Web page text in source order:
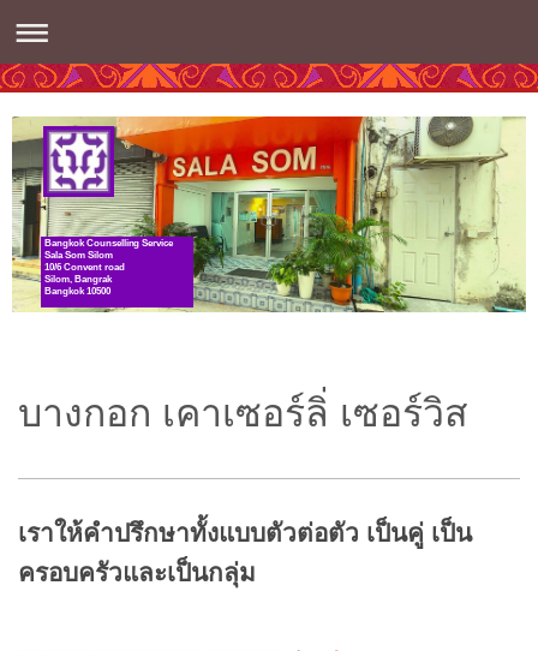
Bangkok Counselling Service
Sala Som Silom
10/6 Convent road
Silom, Bangrak
Bangkok 10500
บางกอก เคาเซอร์ลิ่ เซอร์วิส
เราให้คำปรึกษาทั้งแบบตัวต่อตัว เป็นคู่ เป็น
ครอบครัวและเป็นกลุ่ม